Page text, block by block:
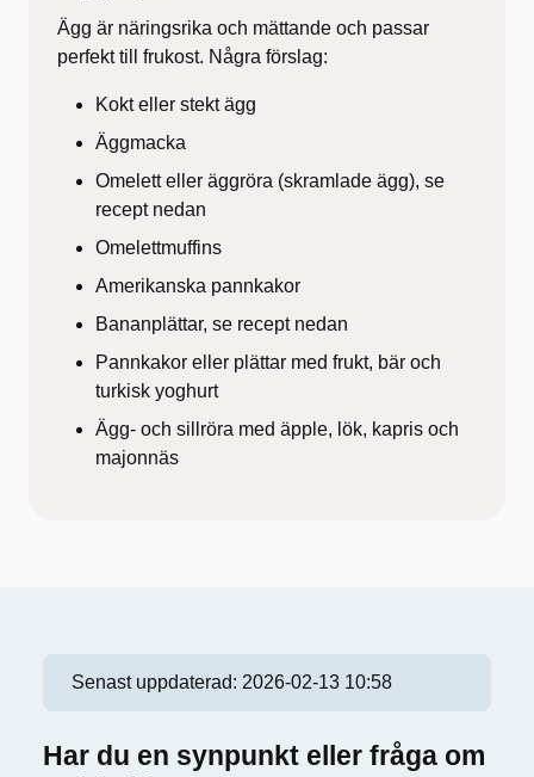
Ägg är näringsrika och mättande och passar
perfekt till frukost. Några förslag:
Kokt eller stekt ägg
Äggmacka
Omelett eller äggröra (skramlade ägg), se
recept nedan
Omelettmuffins
Amerikanska pannkakor
Bananplättar, se recept nedan
Pannkakor eller plättar med frukt, bär och
turkisk yoghurt
Ägg- och sillröra med äpple, lök, kapris och
majonnäs
Senast uppdaterad: 2026-02-13 10:58
Har du en synpunkt eller fråga om